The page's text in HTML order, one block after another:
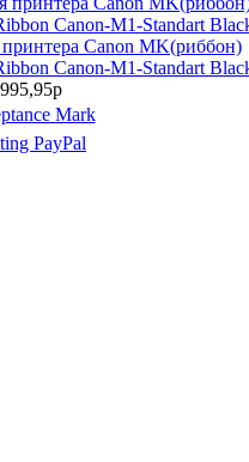
Canon MK(риббон)
Canon-M1-Standart
995,95р